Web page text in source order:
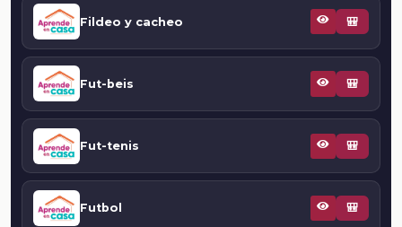
Fildeo y cacheo 🎒
Fut-beis 🎒
Fut-tenis 🎒
Futbol 🎒